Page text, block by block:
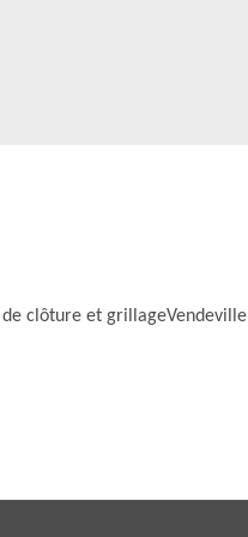
de clôture et grillageVendeville